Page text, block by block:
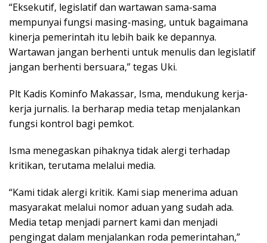
“Eksekutif, legislatif dan wartawan sama-sama
mempunyai fungsi masing-masing, untuk bagaimana
kinerja pemerintah itu lebih baik ke depannya.
Wartawan jangan berhenti untuk menulis dan legislatif
jangan berhenti bersuara,” tegas Uki.
Plt Kadis Kominfo Makassar, Isma, mendukung kerja-
kerja jurnalis. Ia berharap media tetap menjalankan
fungsi kontrol bagi pemkot.
Isma menegaskan pihaknya tidak alergi terhadap
kritikan, terutama melalui media.
“Kami tidak alergi kritik. Kami siap menerima aduan
masyarakat melalui nomor aduan yang sudah ada.
Media tetap menjadi parnert kami dan menjadi
pengingat dalam menjalankan roda pemerintahan,”